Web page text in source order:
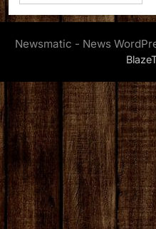
Newsmatic - News